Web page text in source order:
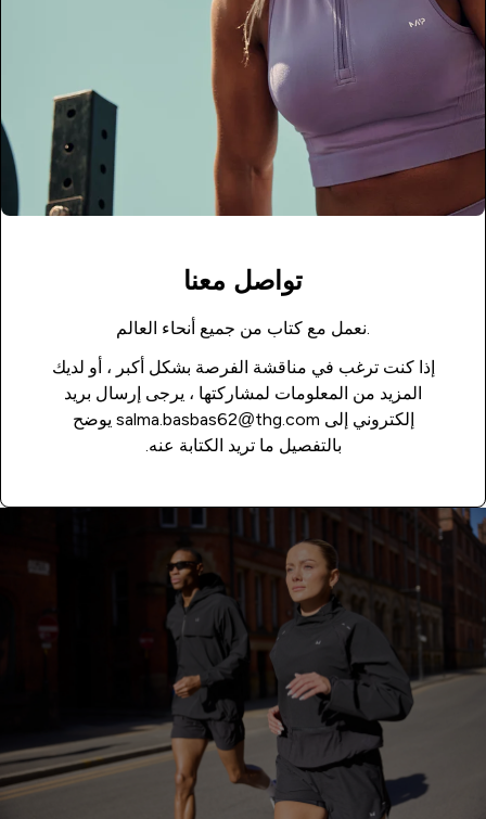
تواصل معنا
.نعمل مع كتاب من جميع أنحاء العالم
إذا كنت ترغب في مناقشة الفرصة بشكل أكبر ، أو لديك
المزيد من المعلومات لمشاركتها ، يرجى إرسال بريد
إلكتروني إلى salma.basbas62@thg.com يوضح
بالتفصيل ما تريد الكتابة عنه.